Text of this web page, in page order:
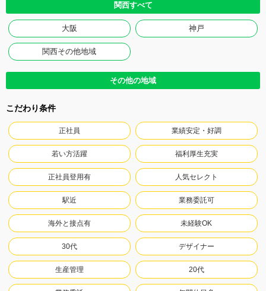
関西すべて
大阪 神戸
関西その他地域
その他の地域
こだわり条件
正社員 業績安定・好調
若い方活躍 福利厚生充実
正社員登用有 人気セレクト
駅近 業務委託可
海外と接点有 未経験OK
30代 デザイナー
生産管理 20代